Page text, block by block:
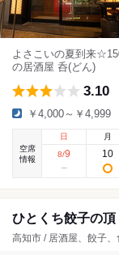
よさこいの夏到来
の居酒屋 呑(どん)
3.10
￥4,000～￥4,999
空席
情報
日
8/9
月
10
ひとくち餃子の
高知市 / 居酒屋、餃子、